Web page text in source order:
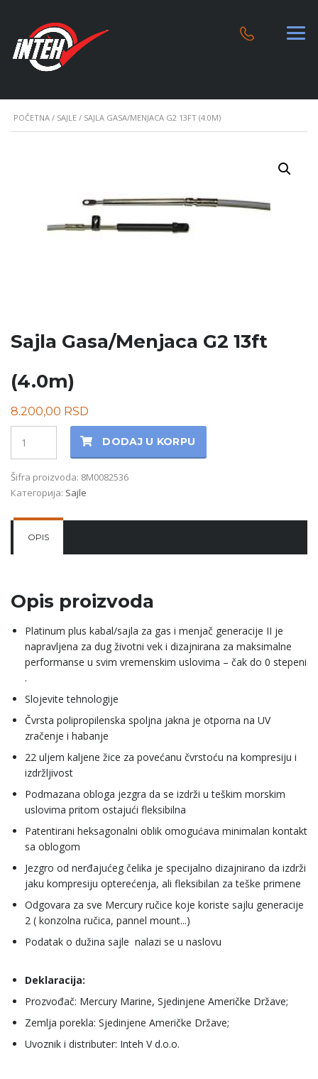
POČETNA / SAJLE / SAJLA GASA/MENJACA G2 13FT (4.0M)
Sajla Gasa/Menjaca G2 13ft
(4.0m)
8.200,00 RSD
DODAJ U KORPU
Šifra proizvoda: 8M0082536
Категорија: Sajle
OPIS
Opis proizvoda
Platinum plus kabal/sajla za gas i menjač generacije II je
napravljena za dug životni vek i dizajnirana za maksimalne
performanse u svim vremenskim uslovima – čak do 0 stepeni
.
Slojevite tehnologije
Čvrsta polipropilenska spoljna jakna je otporna na UV
zračenje i habanje
22 uljem kaljene žice za povećanu čvrstoću na kompresiju i
izdržljivost
Podmazana obloga jezgra da se izdrži u teškim morskim
uslovima pritom ostajući fleksibilna
Patentirani heksagonalni oblik omogućava minimalan kontakt
sa oblogom
Jezgro od nerđajućeg čelika je specijalno dizajnirano da izdrži
jaku kompresiju opterećenja, ali fleksibilan za teške primene
Odgovara za sve Mercury ručice koje koriste sajlu generacije
2 ( konzolna ručica, pannel mount...)
Podatak o dužina sajle nalazi se u naslovu
Deklaracija:
Prozvođač: Mercury Marine, Sjedinjene Američke Države;
Zemlja porekla: Sjedinjene Američke Države;
Uvoznik i distributer: Inteh V d.o.o.